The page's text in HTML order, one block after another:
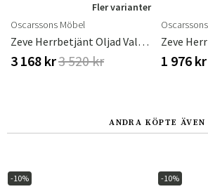
Fler varianter
Oscarssons Möbel
Zeve Herrbetjänt Oljad Valnöt/Slipat Stål
3 168 kr3 520 kr 1 976 kr
ANDRA KÖPTE ÄVEN
-10% -10%